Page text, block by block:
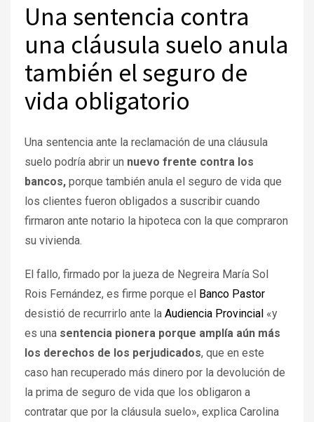
Una sentencia contra
una cláusula suelo anula
también el seguro de
vida obligatorio
Una sentencia ante la reclamación de una cláusula
suelo podría abrir un nuevo frente contra los
bancos, porque también anula el seguro de vida que
los clientes fueron obligados a suscribir cuando
firmaron ante notario la hipoteca con la que compraron
su vivienda.
El fallo, firmado por la jueza de Negreira María Sol
Rois Fernández, es firme porque el
Banco Pastor
desistió de recurrirlo ante la Audiencia Provincial «y
es una sentencia pionera porque amplía aún más
los derechos de los perjudicados, que en este
caso han recuperado más dinero por la devolución de
la prima de seguro de vida que los obligaron a
contratar que por la cláusula suelo», explica Carolina